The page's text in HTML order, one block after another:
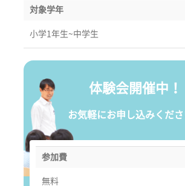
対象学年
小学1年生~中学生
体験会開催中！
お気軽にお申し込みくだ
参加費
無料